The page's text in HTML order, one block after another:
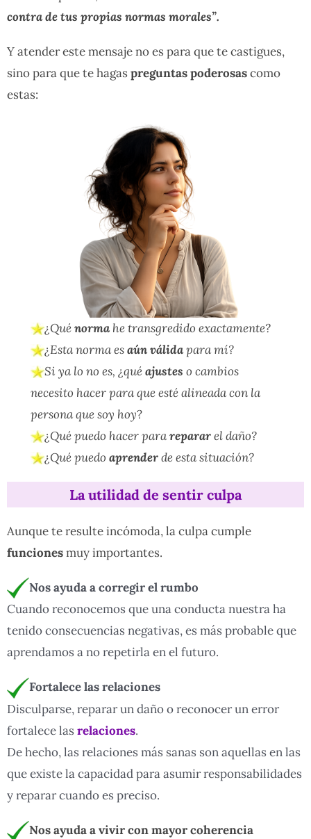
contra de tus propias normas morales”.
Y atender este mensaje no es para que te castigues,
sino para que te hagas preguntas poderosascomo
estas:
¿Quénorma he transgredido exactamente?
¿Esta norma esaún válidapara mí?
Si ya lo no es, ¿quéajustes o cambios
necesito hacer para queesté alineada con la
persona que soy hoy?
¿Qué puedo hacer pararepararel daño?
¿Qué puedoaprenderde esta situación?
La utilidad de sentir culpa
Aunque te resulte incómoda, la culpa cumple
funcionesmuy importantes.
Nos ayuda a corregir el rumbo
Cuando reconocemos que una conducta nuestra ha
tenido consecuencias negativas, es más probable que
aprendamos a no repetirla en el futuro.
Fortalece las relaciones
Disculparse, reparar un daño o reconocer un error
fortalece las relaciones.
De hecho, las relaciones más sanas son aquellas en las
que existe la capacidad para asumir responsabilidades
y reparar cuando es preciso.
Nos ayuda a vivir con mayor coherencia